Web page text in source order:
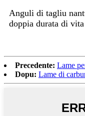
Anguli di tagliu
doppia durata di
Precedente: Lame
Dopu: Lame di